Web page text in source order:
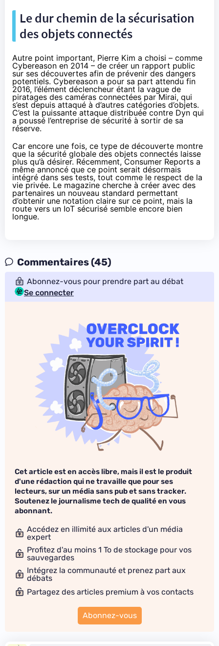
Le dur chemin de la sécurisation
desobjets connectés
Autre point important, Pierre Kim a choisi – comme
Cybereason en 2014 – de créer un rapport public
sur ses découvertes afin de prévenir des dangers
potentiels. Cybereason a pour sa part attendu fin
2016, l’élément déclencheur étant la vague de
piratages des caméras connectées par Mirai, qui
s’est depuis attaqué à d’autres catégories d’objets.
C’est la puissante attaque distribuée contre Dyn qui
a poussé l’entreprise de sécurité à sortir de sa
réserve.
Car encore une fois, ce type de découverte montre
que la sécurité globale des objets connectés laisse
plus qu’à désirer. Récemment, Consumer Reports a
même annoncé que ce point serait désormais
intégré dans ses tests, tout comme le respect de la
vie privée. Le magazine cherche à créer avec des
partenaires un nouveau standard permettant
d’obtenir une notation claire sur ce point, mais la
route vers un IoT sécurisé semble encore bien
longue.
Commentaires (45)
Abonnez-vous pour prendre part au débat
Se connecter
Cet article est en accès libre, mais il est le produit
d'une rédaction qui ne travaille que pour ses
lecteurs, sur un média sans pub et sans tracker.
Soutenez le journalisme tech de qualité en vous
abonnant.
Accédez en illimité aux articles d'un média
expert
Profitez d'au moins 1 To de stockage pour vos
sauvegardes
Intégrez la communauté et prenez part aux
débats
Partagez des articles premium à vos contacts
Abonnez-vous